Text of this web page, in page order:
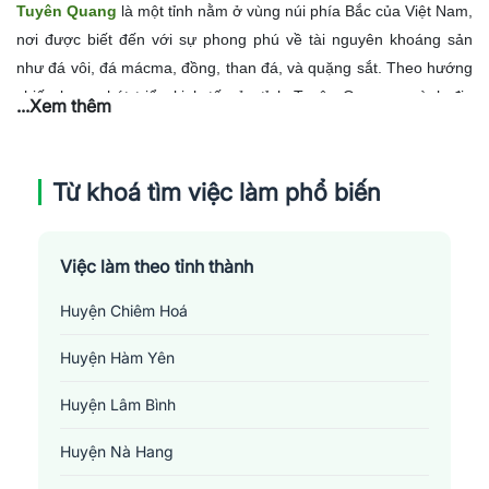
Tuyên Quang là một tỉnh nằm ở vùng núi phía Bắc của Việt Nam,
nơi được biết đến với sự phong phú về tài nguyên khoáng sản
như đá vôi, đá mácma, đồng, than đá, và quặng sắt. Theo hướng
chiến lược phát triển kinh tế của tỉnh Tuyên Quang, ngành địa
lớn, đặc biệt là vị trí kỹ sư địa chất, kỹ sư mỏ, kỹ sư xây dựng
công trình mỏ và các nhân viên kỹ thuật. Tuy nhiên, để đáp ứng
chuyên môn cao và kỹ năng thực hành tốt.
...Xem thêm
Từ khoá tìm việc làm phổ biến
Việc làm theo tỉnh thành
Huyện Chiêm Hoá
Huyện Hàm Yên
Huyện Lâm Bình
Huyện Nà Hang